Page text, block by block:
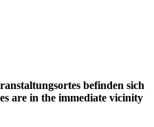
befinden sich
are in the immediate vicinity